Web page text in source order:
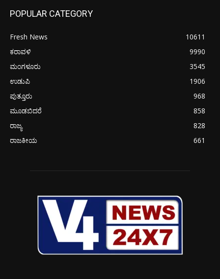
POPULAR CATEGORY
Fresh News
10611
ಕರಾವಳಿ
9990
ಮಂಗಳೂರು
3545
ಉಡುಪಿ
1906
ಪುತ್ತೂರು
968
ಮೂಡಬಿದರೆ
858
ರಾಜ್ಯ
828
ರಾಜಕೀಯ
661